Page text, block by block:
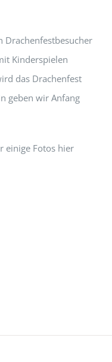
Drachenfestbesucher
Kinderspielen
das Drachenfest
geben wir Anfang
einige Fotos hier